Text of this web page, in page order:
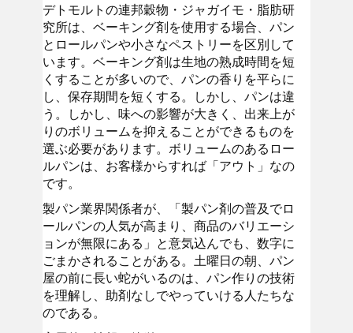
デトモルトの連邦穀物・ジャガイモ・脂肪研
究所は、ベーキング剤を使用する場合、パン
とロールパンや小さなペストリーを区別して
います。ベーキング剤は生地の熟成時間を短
くすることが多いので、パンの香りを平らに
し、保存期間を短くする。しかし、パンは違
う。しかし、味への影響が大きく、出来上が
りのボリュームを抑えることができるものを
選ぶ必要があります。ボリュームのあるロー
ルパンは、お客様からすれば「アウト」なの
です。
製パン業界関係者が、「製パン剤の普及でロ
ールパンの人気が高まり、商品のバリエーシ
ョンが無限にある」と意気込んでも、数字に
ごまかされることがある。土曜日の朝、パン
屋の前に長い蛇がいるのは、パン作りの技術
を理解し、助剤なしでやっていける人たちな
のである。